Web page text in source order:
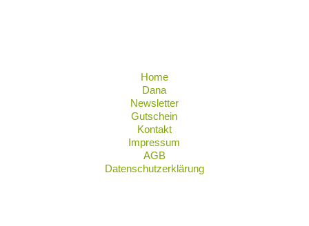
Home
Dana
Newsletter
Gutschein
Kontakt
Impressum
AGB
Datenschutzerklärung